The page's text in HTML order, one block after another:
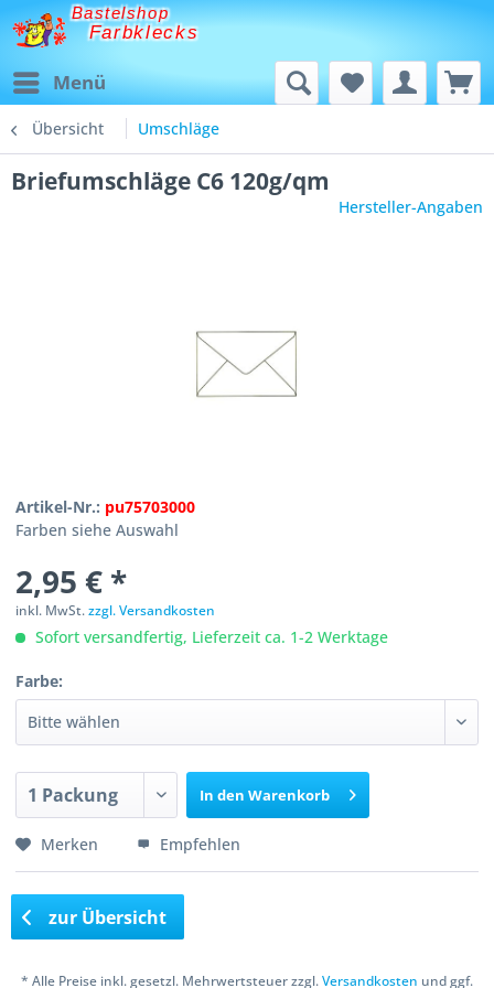
Bastelshop
Farbklecks
Menü
Übersicht Umschläge
Briefumschläge C6 120g/qm
Hersteller-Angaben
Artikel-Nr.: pu75703000
Farben siehe Auswahl
2,95 € *
inkl. MwSt.zzgl. Versandkosten
Sofort versandfertig, Lieferzeit ca. 1-2 Werktage
Farbe:
In den Warenkorb
Merken Empfehlen
zur Übersicht
* Alle Preise inkl. gesetzl. Mehrwertsteuer zzgl.Versandkosten und ggf.